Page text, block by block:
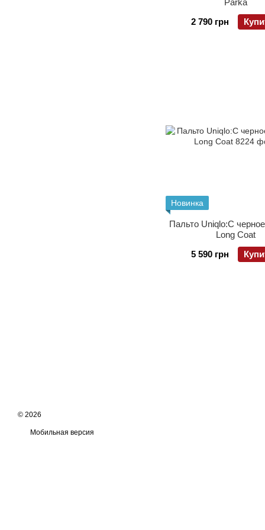
Parka
2 790 грн
Новинка
Пальто Uniqlo:C
Long Coat
5 590 грн
© 2026
Мобильная версия